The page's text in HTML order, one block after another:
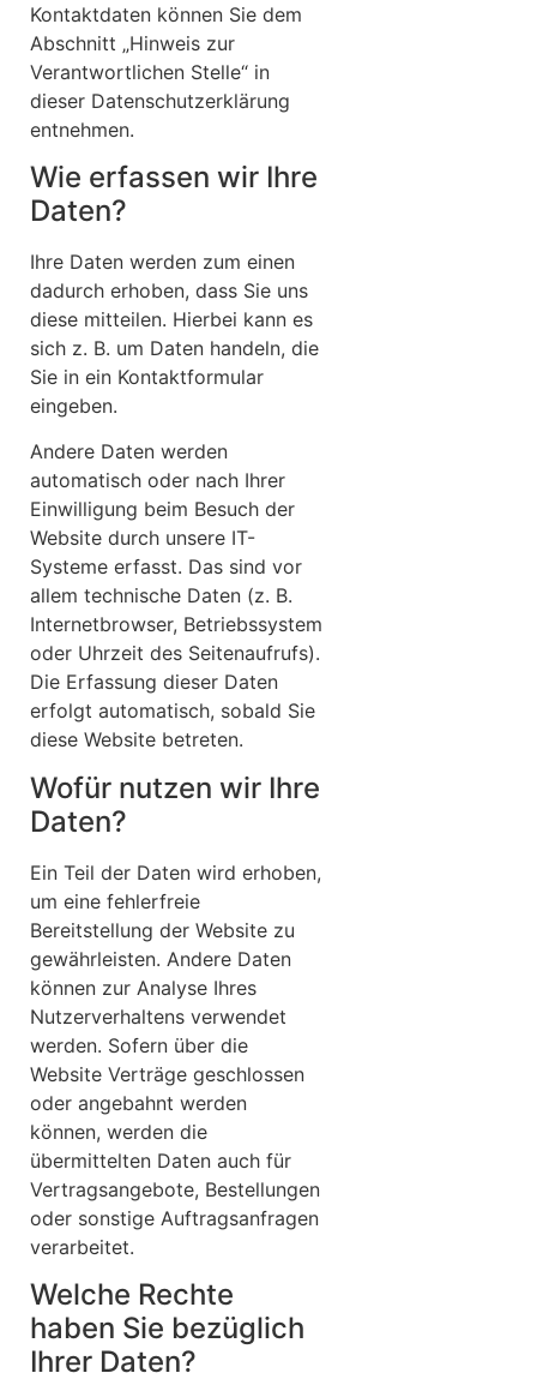
Kontaktdaten können Sie dem
Abschnitt „Hinweis zur
Verantwortlichen Stelle“ in
dieser Datenschutzerklärung
entnehmen.
Wie erfassen wir Ihre
Daten?
Ihre Daten werden zum einen
dadurch erhoben, dass Sie uns
diese mitteilen. Hierbei kann es
sich z. B. um Daten handeln, die
Sie in ein Kontaktformular
eingeben.
Andere Daten werden
automatisch oder nach Ihrer
Einwilligung beim Besuch der
Website durch unsere IT-
Systeme erfasst. Das sind vor
allem technische Daten (z. B.
Internetbrowser, Betriebssystem
oder Uhrzeit des Seitenaufrufs).
Die Erfassung dieser Daten
erfolgt automatisch, sobald Sie
diese Website betreten.
Wofür nutzen wir Ihre
Daten?
Ein Teil der Daten wird erhoben,
um eine fehlerfreie
Bereitstellung der Website zu
gewährleisten. Andere Daten
können zur Analyse Ihres
Nutzerverhaltens verwendet
werden. Sofern über die
Website Verträge geschlossen
oder angebahnt werden
können, werden die
übermittelten Daten auch für
Vertragsangebote, Bestellungen
oder sonstige Auftragsanfragen
verarbeitet.
Welche Rechte
haben Sie bezüglich
Ihrer Daten?